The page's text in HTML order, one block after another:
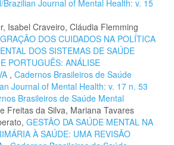
Brazilian Journal of Mental Health: v. 15
Isabel Craveiro, Cláudia Flemming
DOS CUIDADOS NA POLÍTICA
DOS SISTEMAS DE SAÚDE
PORTUGUÊS: ANÁLISE
, Cadernos Brasileiros de Saúde
Journal of Mental Health: v. 17 n. 53
Brasileiros de Saúde Mental
Freitas da Silva, Mariana Tavares
GESTÃO DA SAÚDE MENTAL NA
À SAÚDE: UMA REVISÃO